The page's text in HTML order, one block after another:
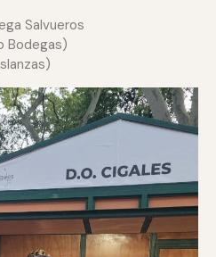
Salvueros
Bodegas)